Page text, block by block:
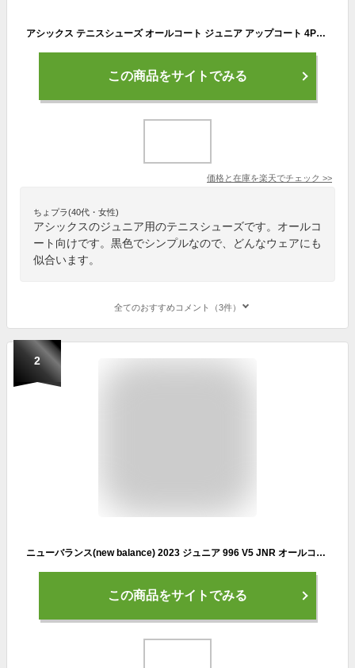
アシックス テニスシューズ オールコート ジュニア アップコート 4PS 1074A029-402 asics
この商品をサイトでみる
価格と在庫を楽天でチェック >>
ちょプラ(40代・女性)
アシックスのジュニア用のテニスシューズです。オールコ
ート向けです。黒色でシンプルなので、どんなウェアにも
似合います。
全てのおすすめコメント（3件）
2
ニューバランス(new balance) 2023 ジュニア 996 V5 JNR オールコート用テニスシューズ KCV996B5-ホワイト(23y2m)[次回使えるクーポンプレゼント]
この商品をサイトでみる